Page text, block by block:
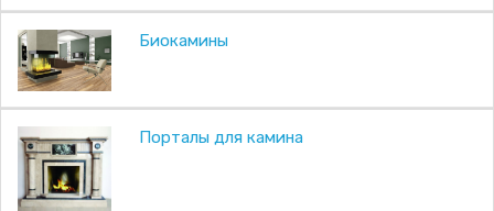
Биокамины
Порталы для камина